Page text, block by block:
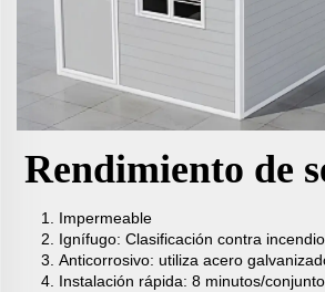
Rendimiento de
Impermeable
Ignífugo: Clasificación contra
Anticorrosivo: utiliza acero
Instalación rápida: 8 minutos/